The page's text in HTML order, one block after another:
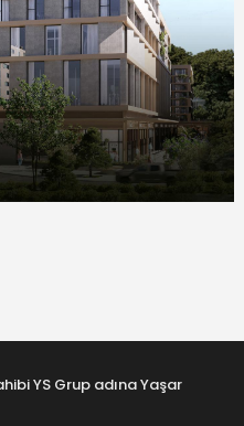
YS Grup adına Yaşar